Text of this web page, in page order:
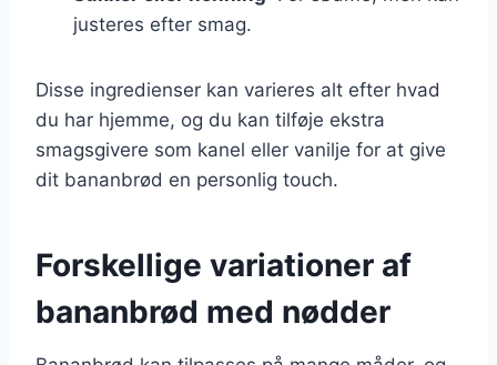
justeres efter smag.
Disse ingredienser kan varieres alt efter hvad
du har hjemme, og du kan tilføje ekstra
smagsgivere som kanel eller vanilje for at give
dit bananbrød en personlig touch.
Forskellige variationer af
bananbrød med nødder